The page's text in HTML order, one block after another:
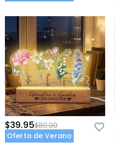
$39.95$80.00
Oferta de Verano